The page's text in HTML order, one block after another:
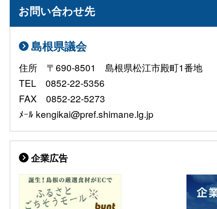
お問い合わせ先
島根県議会
住所 〒690-8501 島根県松江市殿町1番地
TEL 0852-22-5356
FAX 0852-22-5273
ﾒｰﾙ kengikai@pref.shimane.lg.jp
企業広告